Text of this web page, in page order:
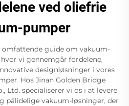
ved oliefrie
pumper
guide om vakuum-
vi gennemgår fordelene,
designløsninger i vores
Hos Jinan Golden Bridge
Ltd. specialiserer vi os i at levere
pålidelige vakuum-løsninger, der